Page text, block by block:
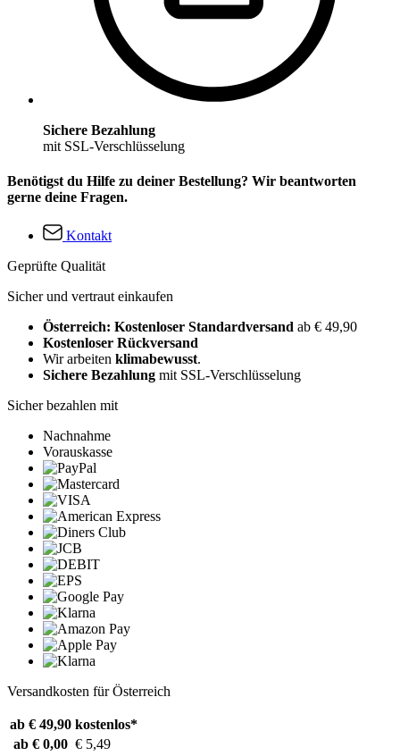
Sichere Bezahlung
mit SSL-Verschlüsselung
Benötigst du Hilfe zu deiner Bestellung? Wir beantworten
gerne deine Fragen.
Kontakt
Geprüfte Qualität
Sicher und vertraut einkaufen
Österreich: Kostenloser Standardversand ab € 49,90
Kostenloser Rückversand
Wir arbeiten klimabewusst.
Sichere Bezahlung mit SSL-Verschlüsselung
Sicher bezahlen mit
Nachnahme
Vorauskasse
Versandkosten für Österreich
ab € 49,90 kostenlos*
ab € 0,00 € 5,49